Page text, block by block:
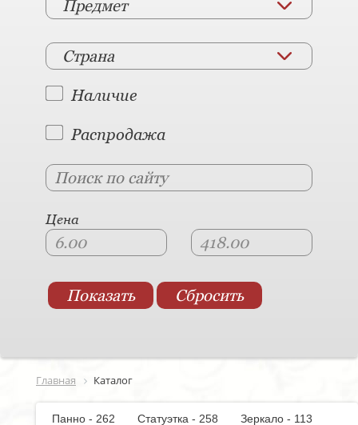
Предмет
Страна
Наличие
Распродажа
Цена
Главная Каталог
Панно - 262 Статуэтка - 258
Зеркало - 113